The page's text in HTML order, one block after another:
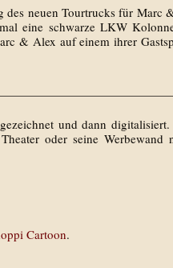
des neuen Tourtrucks für Marc
eine schwarze LKW
& Alex auf einem ihrer
und dann
oder seine Werbewand
Cartoon.